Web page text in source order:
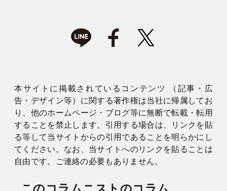
本サイトに掲載されているコンテンツ （記事・広
告・デザイン等）に関する著作権は当社に帰属してお
り、他のホームページ・ブログ等に無断で転載・転用
することを禁止します。引用する場合は、リンクを貼
る等して当サイトからの引用であることを明らかにし
てください。なお、当サイトへのリンクを貼ることは
自由です。ご連絡の必要もありません。
このコラムニストのコラム